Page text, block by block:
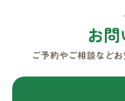
ご予約やご相談など
お